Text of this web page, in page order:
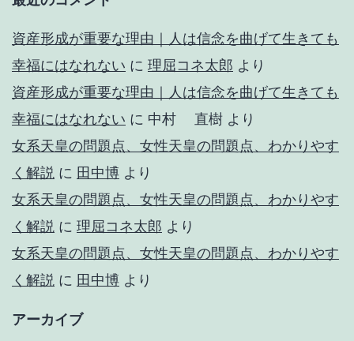
資産形成が重要な理由｜人は信念を曲げて生きても
幸福にはなれない に 理屈コネ太郎 より
資産形成が重要な理由｜人は信念を曲げて生きても
幸福にはなれない に 中村 直樹 より
女系天皇の問題点、女性天皇の問題点、わかりやす
く解説 に 田中博 より
女系天皇の問題点、女性天皇の問題点、わかりやす
く解説 に 理屈コネ太郎 より
女系天皇の問題点、女性天皇の問題点、わかりやす
く解説 に 田中博 より
アーカイブ